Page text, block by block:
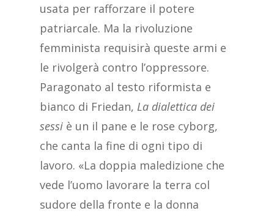
usata per rafforzare il potere
patriarcale. Ma la rivoluzione
femminista requisirà queste armi e
le rivolgerà contro l’oppressore.
Paragonato al testo riformista e
bianco di Friedan, La dialettica dei
sessi è un il pane e le rose cyborg,
che canta la fine di ogni tipo di
lavoro. «La doppia maledizione che
vede l’uomo lavorare la terra col
sudore della fronte e la donna